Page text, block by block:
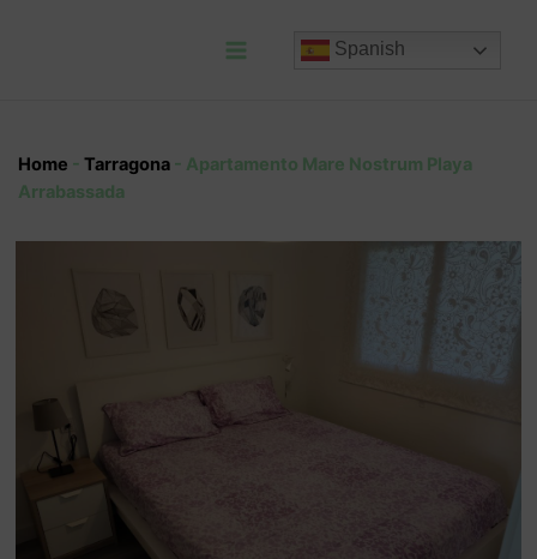
Spanish
Home - Tarragona- Apartamento Mare Nostrum Playa
Arrabassada